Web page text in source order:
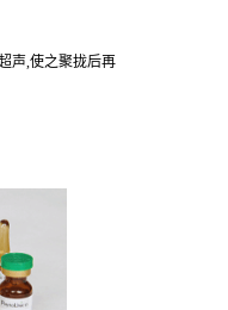
声,使之聚拢后再